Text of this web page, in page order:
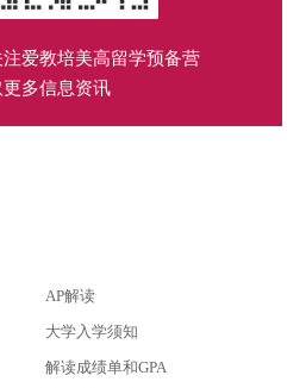
爱教培美高留学预备营
多信息资讯
AP解读
大学入学须知
解读成绩单和GPA